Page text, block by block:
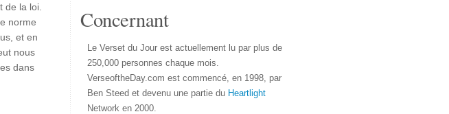
de la loi.
norme
et en
nous
dans
Concernant
Le Verset du Jour est actuellement lu par plus de
250,000 personnes chaque mois.
VerseoftheDay.com est commencé, en 1998, par
Ben Steed et devenu une partie du Heartlight
Network en 2000.